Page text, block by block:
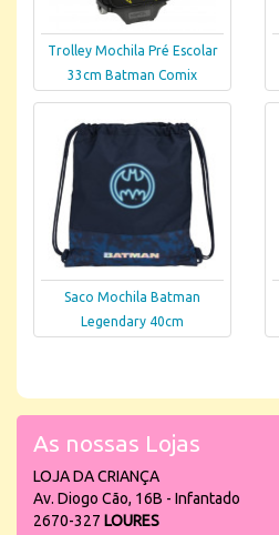
Trolley Mochila Pré Escolar
33cm Batman Comix
Saco Mochila Batman
Legendary 40cm
As nossas Lojas
LOJA DA CRIANÇA
Av. Diogo Cão, 16B - Infantado
2670-327 LOURES